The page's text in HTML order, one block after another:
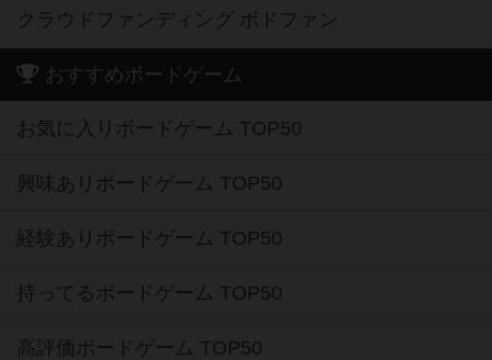
クラウドファンディング ボドファン
おすすめボードゲーム
お気に入りボードゲーム TOP50
興味ありボードゲーム TOP50
経験ありボードゲーム TOP50
持ってるボードゲーム TOP50
高評価ボードゲーム TOP50